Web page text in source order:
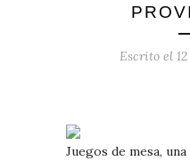
Escrito el
Juegos de mesa,